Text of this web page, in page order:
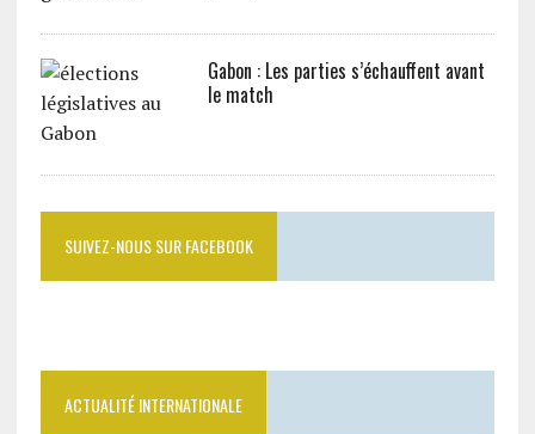
Gabon : Les parties s’échauffent avant
le match
SUIVEZ-NOUS SUR FACEBOOK
ACTUALITÉ INTERNATIONALE